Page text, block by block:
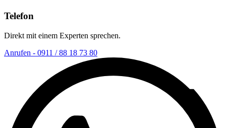
Telefon
Direkt mit einem Experten sprechen.
Anrufen - 0911 / 88 18 73 80